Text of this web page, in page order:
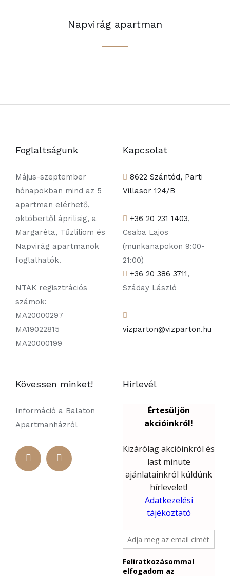
Napvirág apartman
Foglaltságunk
Május-szeptember
hónapokban mind az 5
apartman elérhető,
októbertől áprilisig, a
Margaréta, Tűzliliom és
Napvirág apartmanok
foglalhatók.
NTAK regisztrációs
számok:
MA20000297
MA19022815
MA20000199
Kapcsolat
8622 Szántód, Parti
Villasor 124/B
+36 20 231 1403,
Csaba Lajos
(munkanapokon 9:00-
21:00)
+36 20 386 3711,
Száday László
vizparton@vizparton.hu
Kövessen minket!
Információ a Balaton
Apartmanházról
Hírlevél